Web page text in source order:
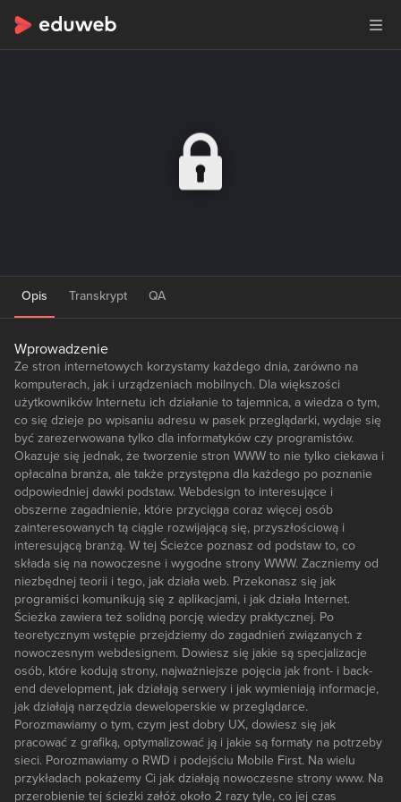
Opis Transkrypt QA
Wprowadzenie
Ze stron internetowych korzystamy każdego dnia, zarówno na
komputerach, jak i urządzeniach mobilnych. Dla większości
użytkowników Internetu ich działanie to tajemnica, a wiedza o tym,
co się dzieje po wpisaniu adresu w pasek przeglądarki, wydaje się
być zarezerwowana tylko dla informatyków czy programistów.
Okazuje się jednak, że tworzenie stron WWW to nie tylko ciekawa i
opłacalna branża, ale także przystępna dla każdego po poznanie
odpowiedniej dawki podstaw. Webdesign to interesujące i
obszerne zagadnienie, które przyciąga coraz więcej osób
zainteresowanych tą ciągle rozwijającą się, przyszłościową i
interesującą branżą. W tej Ścieżce poznasz od podstaw to, co
składa się na nowoczesne i wygodne strony WWW. Zaczniemy od
niezbędnej teorii i tego, jak działa web. Przekonasz się jak
programiści komunikują się z aplikacjami, i jak działa Internet.
Ścieżka zawiera też solidną porcję wiedzy praktycznej. Po
teoretycznym wstępie przejdziemy do zagadnień związanych z
nowoczesnym webdesignem. Dowiesz się jakie są specjalizacje
osób, które kodują strony, najważniejsze pojęcia jak front- i back-
end development, jak działają serwery i jak wymieniają informacje,
jak działają narzędzia deweloperskie w przeglądarce.
Porozmawiamy o tym, czym jest dobry UX, dowiesz się jak
pracować z grafiką, optymalizować ją i jakie są formaty na potrzeby
sieci. Porozmawiamy o RWD i podejściu Mobile First. Na wielu
przykładach pokażemy Ci jak działają nowoczesne strony www. Na
przerobienie tej ścieżki załóż około 2 razy tyle, co jej czas